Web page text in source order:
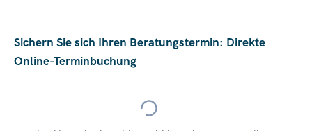
Sichern Sie sich Ihren Beratungstermin: Direkte
Online-Terminbuchung